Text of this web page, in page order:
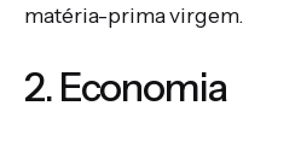
matéria-prima virgem.
2. Economia